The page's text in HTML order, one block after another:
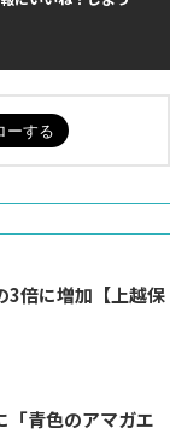
「青色のアマガエ